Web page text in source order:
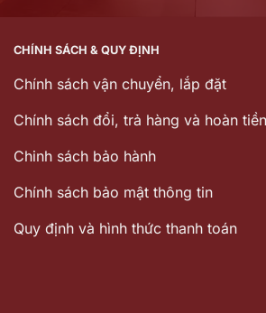
CHÍNH SÁCH & QUY ĐỊNH
Chính sách vận chuyển, lắp đặt
Chính sách đổi, trả hàng và hoàn tiền
Chinh sách bảo hành
Chính sách bảo mật thông tin
Quy định và hình thức thanh toán